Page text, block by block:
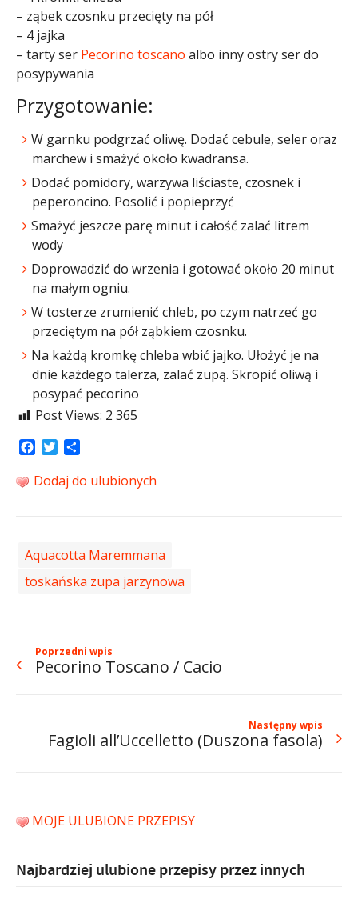
– ząbek czosnku przecięty na pół
– 4 jajka
– tarty ser Pecorino toscano albo inny ostry ser do
posypywania
Przygotowanie:
W garnku podgrzać oliwę. Dodać cebule, seler oraz
marchew i smażyć około kwadransa.
Dodać pomidory, warzywa liściaste, czosnek i
peperoncino. Posolić i popieprzyć
Smażyć jeszcze parę minut i całość zalać litrem
wody
Doprowadzić do wrzenia i gotować około 20 minut
na małym ogniu.
W tosterze zrumienić chleb, po czym natrzeć go
przeciętym na pół ząbkiem czosnku.
Na każdą kromkę chleba wbić jajko. Ułożyć je na
dnie każdego talerza, zalać zupą. Skropić oliwą i
posypać pecorino
Post Views: 2 365
Facebook
Twitter
Dodaj do ulubionych
Aquacotta Maremmana
toskańska zupa jarzynowa
Poprzedni wpis
Pecorino Toscano / Cacio
Następny wpis
Fagioli all’Uccelletto (Duszona fasola)
MOJE ULUBIONE PRZEPISY
Najbardziej ulubione przepisy przez innych